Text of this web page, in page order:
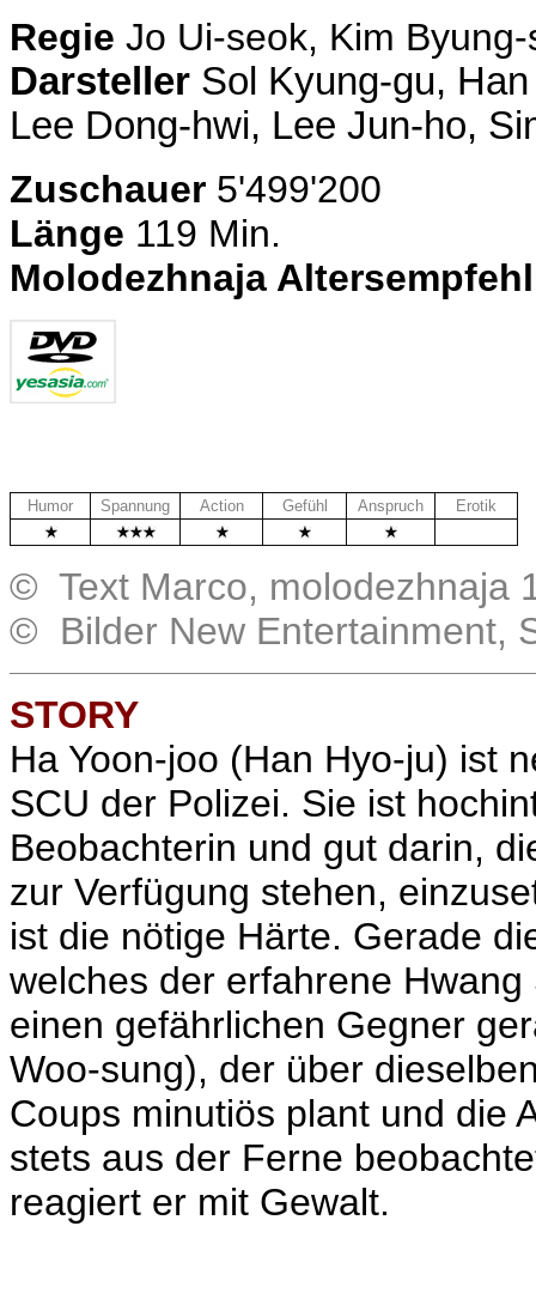
Regie Jo Ui-seok, Kim
Darsteller Sol Kyung-gu,
Lee Dong-hwi, Lee Jun-ho,
Zuschauer 5'499'200
Länge 119 Min.
Molodezhnaja
Humor Spannung Action Gefühl Anspruch
Erotik
© Text Marco, molodezhnaja
© Bilder New Entertainment,
STORY
Ha Yoon-joo (Han Hyo-ju) ist
SCU der Polizei. Sie ist
Beobachterin und gut darin,
zur Verfügung stehen,
ist die nötige Härte. Gerade
welches der erfahrene
einen gefährlichen Gegner
Woo-sung), der über
Coups minutiös plant und die
stets aus der Ferne
reagiert er mit Gewalt.